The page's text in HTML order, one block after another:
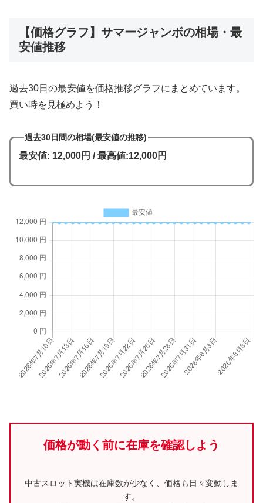
【価格グラフ】サマージャンボの相場・最
安値推移
過去30日の最安値を価格推移グラフにまとめています。
買い時を見極めよう！
過去30日間の相場(最安値の推移)
最安値: 12,000円 / 最高値:12,000円
価格が動く前に在庫を確認しよう
中古スロット実機は在庫数が少なく、価格も日々変動しま
す。